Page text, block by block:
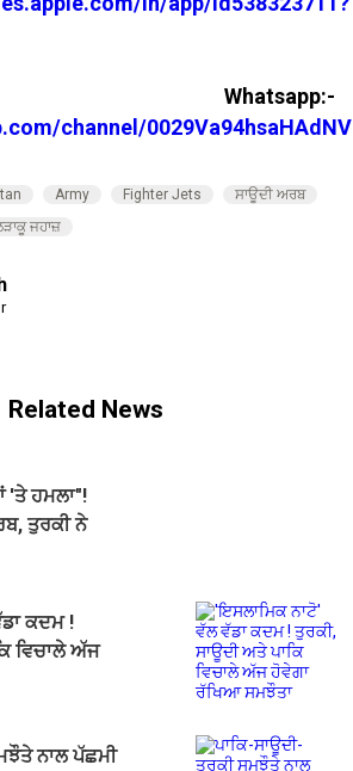
channel/
Army Fighter Jets
ਸਾਊਦੀ ਅਰਬ
ਜਹਾਜ਼
Related News
'ਤੇ ਹਮਲਾ"!
ਤੁਰਕੀ ਨੇ
ਕਦਮ !
ਵਿਚਾਲੇ ਅੱਜ
ਨਾਲ ਪੱਛਮੀ